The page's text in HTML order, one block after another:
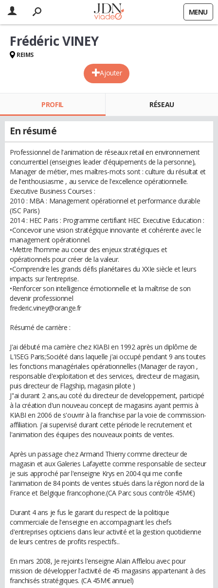
MENU
Ajouter
Frédéric VINEY
REIMS
PROFIL RÉSEAU
En résumé
Professionnel de l'animation de réseaux retail en environnement
concurrentiel (enseignes leader d'équipements de la personne),
Manager de métier, mes maîtres-mots sont : culture du résultat et
de l'enthousiasme , au service de l'excellence opérationnelle.
Executive Business Courses :
2010 : MBA : Management opérationnel et performance durable
(ISC Paris)
2014 : HEC Paris : Programme certifiant HEC Executive Education :
•Concevoir une vision stratégique innovante et cohérente avec le
management opérationnel.
•Mettre l’homme au coeur des enjeux stratégiques et
opérationnels pour créer de la valeur.
•Comprendre les grands défis planétaires du XXIe siècle et leurs
impacts sur l’entreprise.
•Renforcer son intelligence émotionnelle et la maîtrise de son
devenir professionnel
frederic.viney@orange.fr
Résumé de carrière :
J'ai débuté ma carrière chez KIABI en 1992 après un diplôme de
L'ISEG Paris;Société dans laquelle j'ai occupé pendant 9 ans toutes
les fonctions managériales opérationnelles (Manager de rayon ,
responsable d'exploitation et des services, directeur de magasin,
puis directeur de Flagship, magasin pilote )
J''ai durant 2 ans,au coté du directeur de developpement, participé
à la création d'un nouveau concept de magasins ayant permis à
KIABI en 2006 de s'ouvrir à la franchise par la voie de commission-
affiliation. j'ai supervisé durant cette période le recrutement et
l'animation des équipes des nouveaux points de ventes.
Après un passage chez Armand Thierry comme directeur de
magasin et aux Galeries Lafayette comme responsable de secteur
je suis approché par l'enseigne Krys en 2004 qui me confie
l'animation de 84 points de ventes situés dans la région nord de la
France et Belgique francophone.(CA Parc sous contrôle 45M€)
Durant 4 ans je fus le garant du respect de la politique
commerciale de l'enseigne en accompagnant les chefs
d'entreprises opticiens dans leur activité et la gestion quotidienne
de leurs centres de profits respectifs..
En mars 2008, Je rejoints l'enseigne Alain Afflelou avec pour
mission de développer l'activité de 45 magasins appartenant à des
franchisés stratégiques. (CA 45M€ annuel)